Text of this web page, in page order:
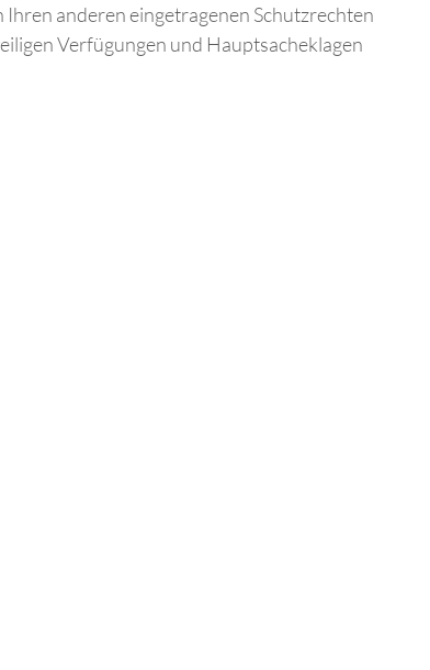
anderen eingetragenen Schutzrechten
Verfügungen und Hauptsacheklagen